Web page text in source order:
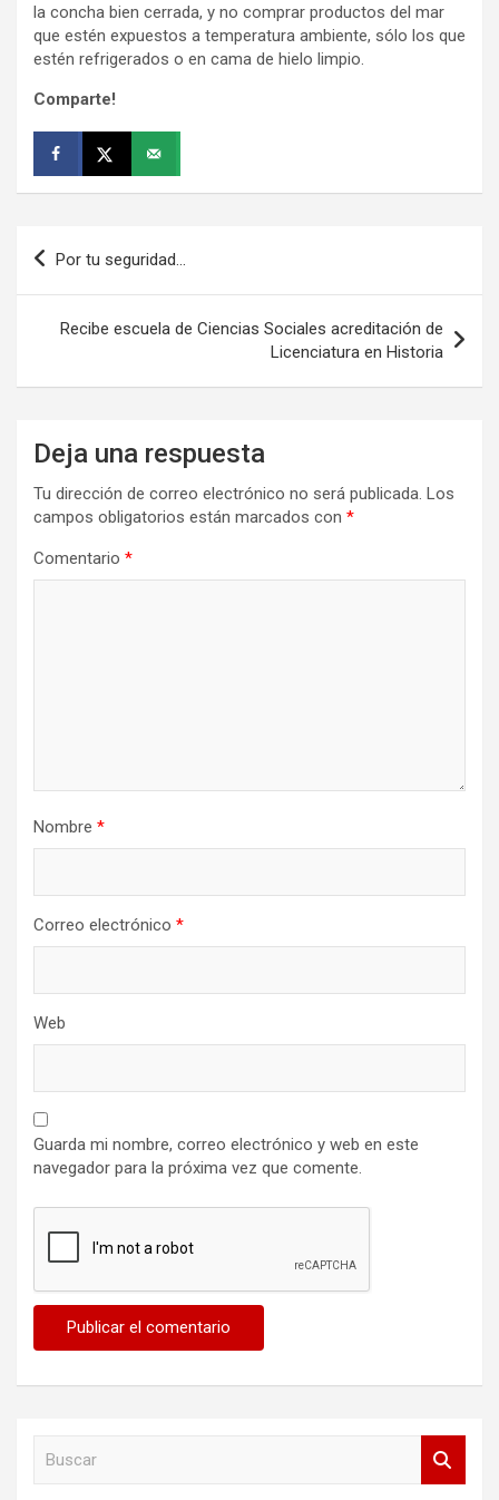
la concha bien cerrada, y no comprar productos del mar
que estén expuestos a temperatura ambiente, sólo los que
estén refrigerados o en cama de hielo limpio.
Comparte!
Navegación
Por tu seguridad…
Recibe escuela de Ciencias Sociales acreditación de
Licenciatura en Historia
Deja una respuesta
Tu dirección de correo electrónico no será publicada. Los
campos obligatorios están marcados con *
Comentario *
Nombre *
Correo electrónico *
Web
Guarda mi nombre, correo electrónico y web en este
navegador para la próxima vez que comente.